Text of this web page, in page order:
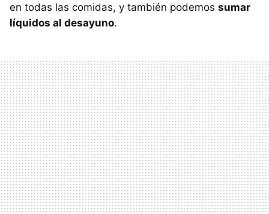
en todas las comidas, y también podemos sumar
líquidos al desayuno.